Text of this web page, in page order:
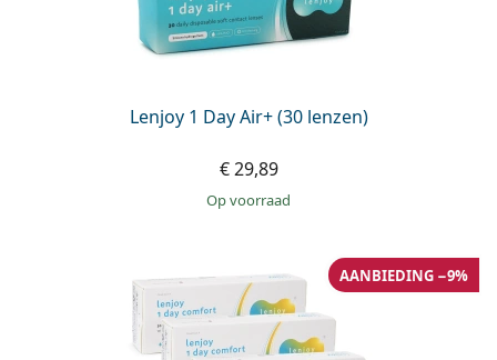
Lenjoy 1 Day Air+ (30 lenzen)
€ 29,89
op voorraad
AANBIEDING −9%